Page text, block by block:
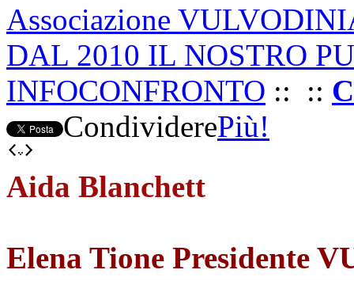
Associazione
DAL 2010 IL NOSTRO
INFOCONFRONTO :: ::
CondividerePiù!
Aida Blanchett
Elena Tione Presidente